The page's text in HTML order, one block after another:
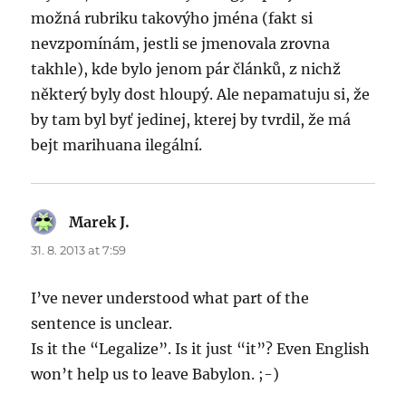
možná rubriku takovýho jména (fakt si
nevzpomínám, jestli se jmenovala zrovna
takhle), kde bylo jenom pár článků, z nichž
některý byly dost hloupý. Ale nepamatuju si, že
by tam byl byť jedinej, kterej by tvrdil, že má
bejt marihuana ilegální.
Marek J.
31. 8. 2013 at 7:59
I’ve never understood what part of the
sentence is unclear.
Is it the “Legalize”. Is it just “it”? Even English
won’t help us to leave Babylon. ;-)